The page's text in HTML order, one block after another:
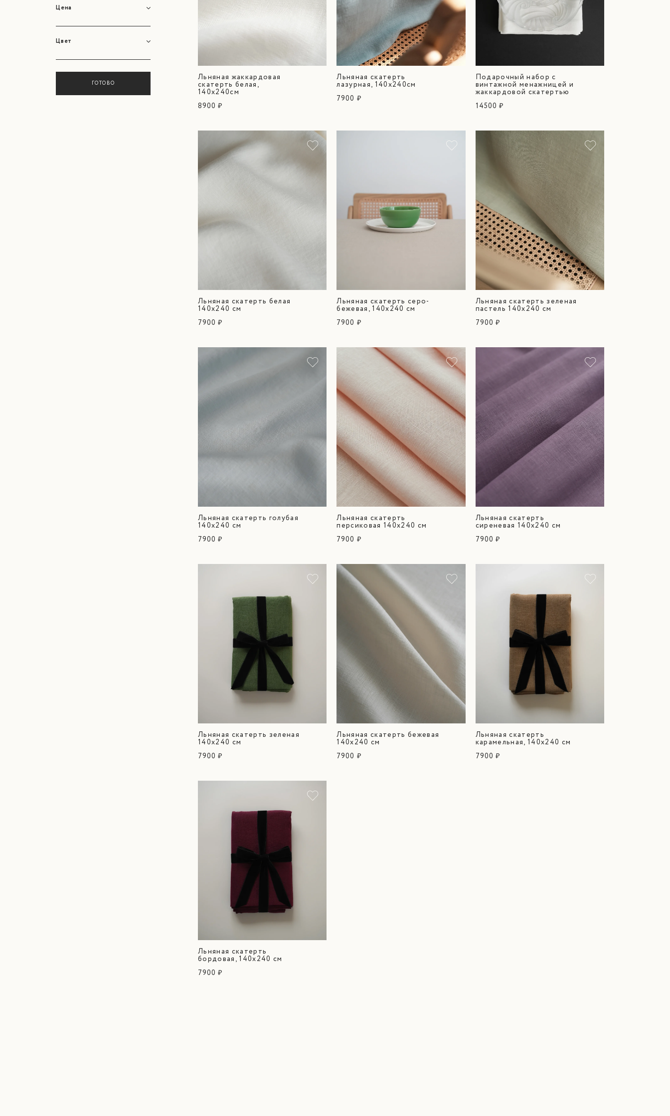
Цена
Цвет
ГОТОВО
Льняная жаккардовая
скатерть белая,
140х240см
8900 ₽
Льняная скатерть
лазурная, 140х240см
7900 ₽
Подарочный набор с
винтажной менажницей и
жаккардовой скатертью
14500 ₽
Льняная скатерть белая
140х240 см
7900 ₽
Льняная скатерть серо-
бежевая, 140х240 см
7900 ₽
Льняная скатерть зеленая
пастель 140х240 см
7900 ₽
Льняная скатерть голубая
140х240 см
7900 ₽
Льняная скатерть
персиковая 140х240 см
7900 ₽
Льняная скатерть
сиреневая 140х240 см
7900 ₽
Льняная скатерть зеленая
140х240 см
7900 ₽
Льняная скатерть бежевая
140х240 см
7900 ₽
Льняная скатерть
карамельная, 140х240 см
7900 ₽
Льняная скатерть
бордовая, 140х240 см
7900 ₽